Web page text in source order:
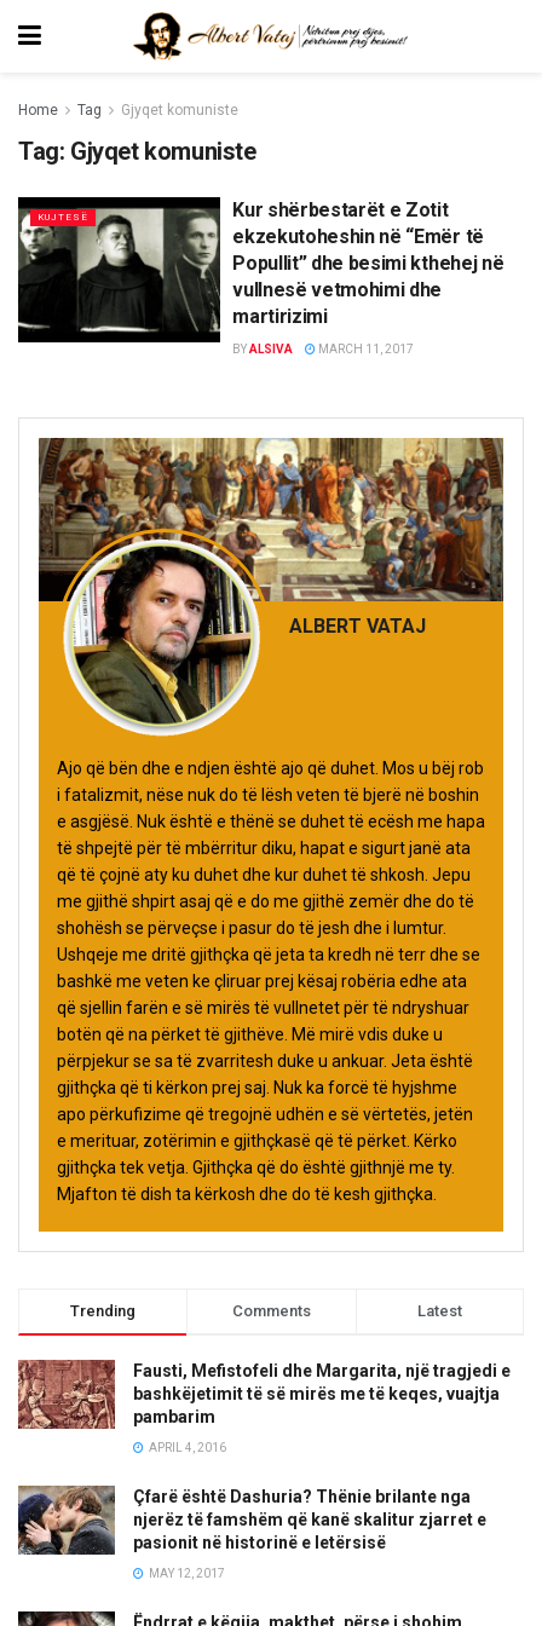
Home Tag Gjyqet komuniste
Tag: Gjyqet komuniste
KUJTESË
Kur shërbestarët e Zotit
ekzekutoheshin në “Emër të
Popullit” dhe besimi kthehej në
vullnesë vetmohimi dhe
martirizimi
BYALSIVA MARCH 11, 2017
ALBERT VATAJ
Ajo që bën dhe e ndjen është ajo që duhet. Mos u bëj rob
i fatalizmit, nëse nuk do të lësh veten të bjerë në boshin
e asgjësë. Nuk është e thënë se duhet të ecësh me hapa
të shpejtë për të mbërritur diku, hapat e sigurt janë ata
që të çojnë aty ku duhet dhe kur duhet të shkosh. Jepu
me gjithë shpirt asaj që e do me gjithë zemër dhe do të
shohësh se përveçse i pasur do të jesh dhe i lumtur.
Ushqeje me dritë gjithçka që jeta ta kredh në terr dhe se
bashkë me veten ke çliruar prej kësaj robëria edhe ata
që sjellin farën e së mirës të vullnetet për të ndryshuar
botën që na përket të gjithëve. Më mirë vdis duke u
përpjekur se sa të zvarritesh duke u ankuar. Jeta është
gjithçka që ti kërkon prej saj. Nuk ka forcë të hyjshme
apo përkufizime që tregojnë udhën e së vërtetës, jetën
e merituar, zotërimin e gjithçkasë që të përket. Kërko
gjithçka tek vetja. Gjithçka që do është gjithnjë me ty.
Mjafton të dish ta kërkosh dhe do të kesh gjithçka.
Trending Comments Latest
Fausti, Mefistofeli dhe Margarita, një tragjedi e
bashkëjetimit të së mirës me të keqes, vuajtja
pambarim
APRIL 4, 2016
Çfarë është Dashuria? Thënie brilante nga
njerëz të famshëm që kanë skalitur zjarret e
pasionit në historinë e letërsisë
MAY 12, 2017